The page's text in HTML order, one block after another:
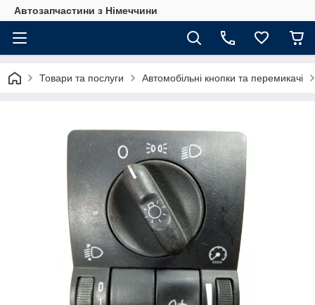
Автозапчастини з Німеччини
Товари та послуги Автомобільні кнопки та перемикачі